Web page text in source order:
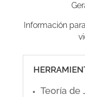
Información
Teoría de